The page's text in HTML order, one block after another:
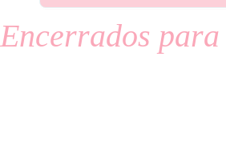
Encerrados